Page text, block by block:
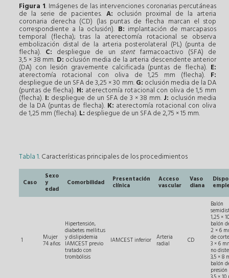
Figura 1. Imágenes de las intervenciones coronarias percutáneas
de la serie de pacientes. A: oclusión proximal de la arteria
coronaria derecha (CD) (las puntas de flecha marcan el stop
correspondiente a la oclusión). B: implantación de marcapasos
temporal (flecha); tras la aterectomía rotacional se observa
embolización distal de la arteria posterolateral (PL) (punta de
flecha). C: despliegue de un stentfarmacoactivo (SFA) de
3,5 × 38 mm. D: oclusión media de la arteria descendente anterior
(DA) con lesión gravemente calcificada (puntas de flecha). E:
aterectomía rotacional con oliva de 1,25 mm (flecha). F:
despliegue de un SFA de 3,25 × 30 mm.G: oclusión media de la DA
(puntas de flecha). H: aterectomía rotacional con oliva de 1,5 mm
(flecha). I: despliegue de un SFA de 3 × 38 mm. J: oclusión media
de la DA (puntas de flecha). K: aterectomía rotacional con oliva
de 1,25 mm (flecha).L: despliegue de un SFA de 2,75 × 15 mm.
Tabla 1. Características principales de los procedimientos
Caso
Sexo
y
edad
Comorbilidad Presentación
clínica
Acceso
vascular
Vaso
diana
1 Mujer
74 años
Hipertensión,
diabetes mellitus
y dislipidemia
IAMCEST previo
tratado con
trombólisis
IAMCEST inferior Arteria
radial CD
Balón
1,25 ×
balón
2 × 6
de corte
3 × 6
no
3,5 × 8
balón
presión